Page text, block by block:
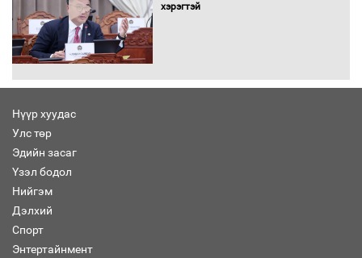
хэрэгтэй
Нүүр хуудас
Улс төр
Эдийн засаг
Үзэл бодол
Нийгэм
Дэлхий
Спорт
Энтертайнмент